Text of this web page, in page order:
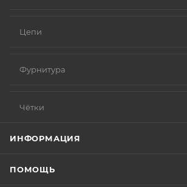
Цепи
Фурнитура
Чётки
ИНФОРМАЦИЯ
ПОМОЩЬ